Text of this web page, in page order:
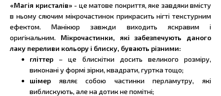
«Магія кристалів» - це матове покриття, яке завдяки вмісту
в ньому сяючим мікрочастинок прикрасить нігті текстурним
ефектом. Манікюр завжди виходить яскравим і
оригінальним. Мікрочастинки, які забезпечують даного
лаку переливи кольору і блиску, бувають різними:
гліттер – це блискітки досить великого розміру,
виконані у формі зірки, квадрати, гуртка тощо;
шімер являє собою частинки перламутру, які
виблискують, але на дотик не помітні;